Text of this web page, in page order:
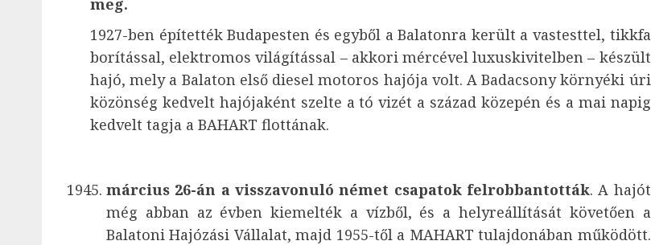
1927-ben építették Budapesten és egyből a Balatonra került a vastesttel, tikkfa
borítással, elektromos világítással – akkori mércével luxuskivitelben – készült
hajó, mely a Balaton első diesel motoros hajója volt. A Badacsony környéki úri
közönség kedvelt hajójaként szelte a tó vizét a század közepén és a mai napig
kedvelt tagja a BAHART flottának.
március 26-án a visszavonuló német csapatok felrobbantották. A hajót
még abban az évben kiemelték a vízből, és a helyreállítását követően a
Balatoni Hajózási Vállalat, majd 1955-től a MAHART tulajdonában működött.